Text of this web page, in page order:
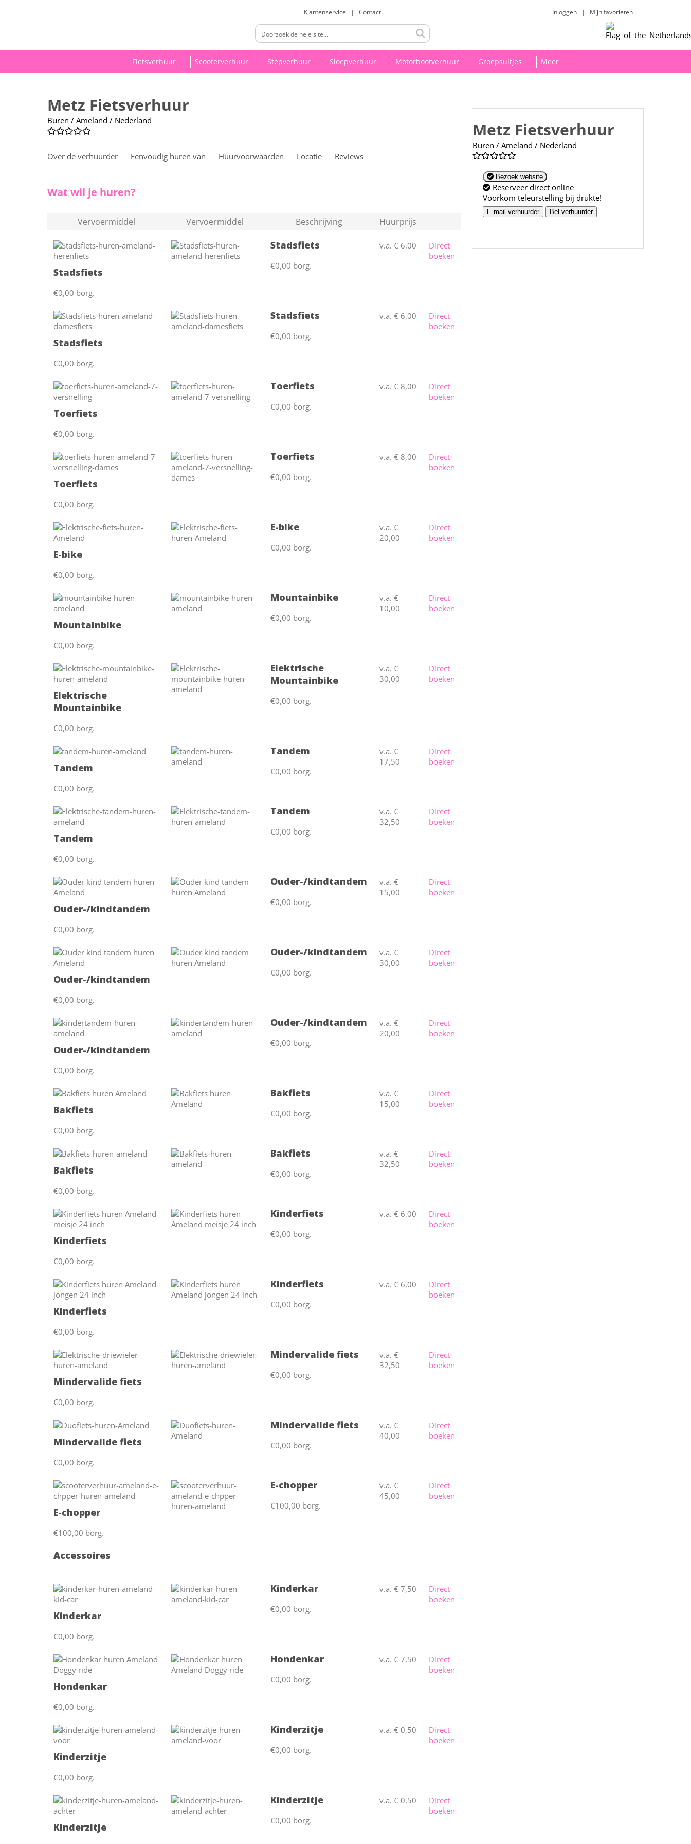
Klantenservice | Contact Inloggen | Mijn favorieten
Fietsverhuur Scooterverhuur Stepverhuur Sloepverhuur Motorbootverhuur Groepsuitjes Meer
Metz Fietsverhuur
Buren / Ameland / Nederland
Over de verhuurder Eenvoudig huren van Huurvoorwaarden Locatie Reviews
Wat wil je huren?
Vervoermiddel Vervoermiddel Beschrijving Huurprijs
Stadsfiets
€0,00 borg.
Stadsfiets
€0,00 borg.
v.a. € 6,00
Direct
boeken
Stadsfiets
€0,00 borg.
Stadsfiets
€0,00 borg.
v.a. € 6,00
Direct
boeken
Toerfiets
€0,00 borg.
Toerfiets
€0,00 borg.
v.a. € 8,00
Direct
boeken
Toerfiets
€0,00 borg.
Toerfiets
€0,00 borg.
v.a. € 8,00
Direct
boeken
E-bike
€0,00 borg.
E-bike
€0,00 borg.
v.a. €
20,00
Direct
boeken
Mountainbike
€0,00 borg.
Mountainbike
€0,00 borg.
v.a. €
10,00
Direct
boeken
Elektrische
Mountainbike
€0,00 borg.
Elektrische
Mountainbike
€0,00 borg.
v.a. €
30,00
Direct
boeken
Tandem
€0,00 borg.
Tandem
€0,00 borg.
v.a. €
17,50
Direct
boeken
Tandem
€0,00 borg.
Tandem
€0,00 borg.
v.a. €
32,50
Direct
boeken
Ouder-/kindtandem
€0,00 borg.
Ouder-/kindtandem
€0,00 borg.
v.a. €
15,00
Direct
boeken
Ouder-/kindtandem
€0,00 borg.
Ouder-/kindtandem
€0,00 borg.
v.a. €
30,00
Direct
boeken
Ouder-/kindtandem
€0,00 borg.
Ouder-/kindtandem
€0,00 borg.
v.a. €
20,00
Direct
boeken
Bakfiets
€0,00 borg.
Bakfiets
€0,00 borg.
v.a. €
15,00
Direct
boeken
Bakfiets
€0,00 borg.
Bakfiets
€0,00 borg.
v.a. €
32,50
Direct
boeken
Kinderfiets
€0,00 borg.
Kinderfiets
€0,00 borg.
v.a. € 6,00
Direct
boeken
Kinderfiets
€0,00 borg.
Kinderfiets
€0,00 borg.
v.a. € 6,00
Direct
boeken
Mindervalide fiets
€0,00 borg.
Mindervalide fiets
€0,00 borg.
v.a. €
32,50
Direct
boeken
Mindervalide fiets
€0,00 borg.
Mindervalide fiets
€0,00 borg.
v.a. €
40,00
Direct
boeken
E-chopper
€100,00 borg.
E-chopper
€100,00 borg.
v.a. €
45,00
Direct
boeken
Accessoires
Kinderkar
€0,00 borg.
Kinderkar
€0,00 borg.
v.a. € 7,50
Direct
boeken
Hondenkar
€0,00 borg.
Hondenkar
€0,00 borg.
v.a. € 7,50
Direct
boeken
Kinderzitje
€0,00 borg.
Kinderzitje
€0,00 borg.
v.a. € 0,50
Direct
boeken
Kinderzitje
Kinderzitje
€0,00 borg.
v.a. € 0,50
Direct
boeken
Metz Fietsverhuur
Buren / Ameland / Nederland
Bezoek website
Reserveer direct online
Voorkom teleurstelling bij drukte!
E-mail verhuurder Bel verhuurder